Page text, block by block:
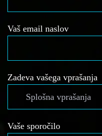
Vaš email naslov
Zadeva vašega vprašanja
Vaše sporočilo